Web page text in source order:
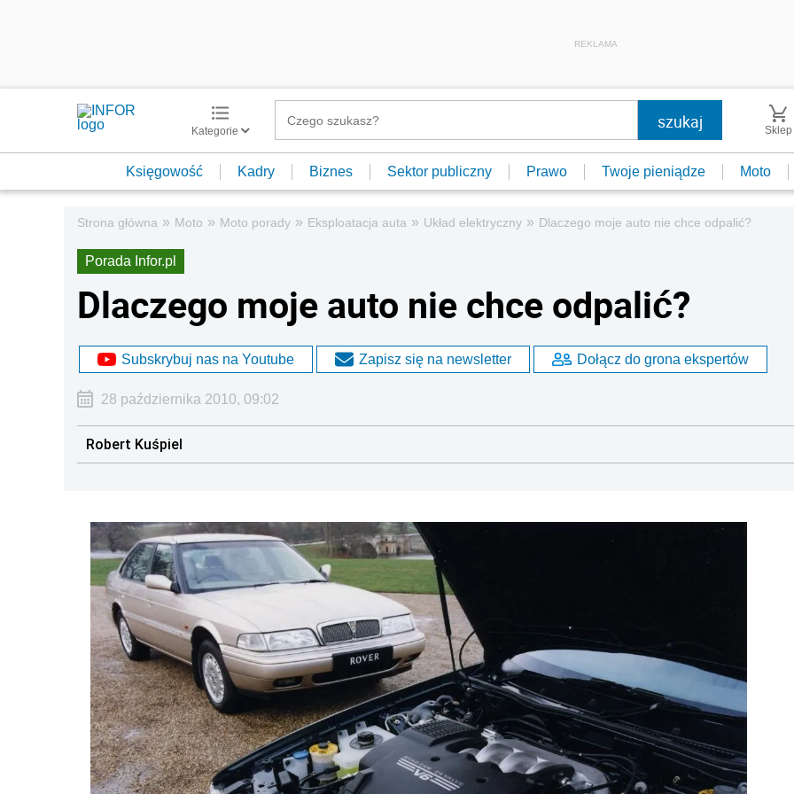
REKLAMA
Kategorie Sklep
Księgowość Kadry Biznes Sektor publiczny Prawo Twoje pieniądze Moto
Strona główna » Moto » Moto porady » Eksploatacja auta » Układ elektryczny » Dlaczego moje auto nie chce odpalić?
Porada Infor.pl
Dlaczego moje auto nie chce odpalić?
Subskrybuj nas na Youtube Zapisz się na newsletter Dołącz do grona ekspertów
28 października 2010, 09:02
Robert Kuśpiel